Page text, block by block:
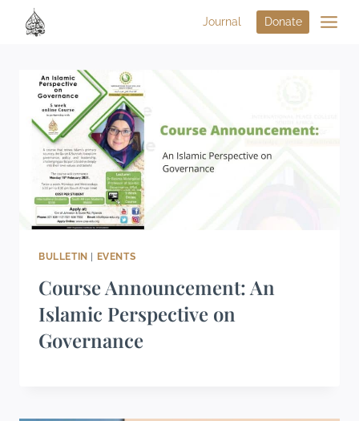
Journal Donate
BULLETIN EVENTS
Course Announcement: An
Islamic Perspective on
Governance